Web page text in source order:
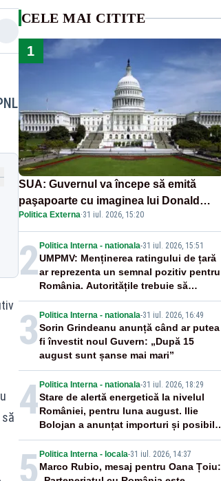
CELE MAI CITITE
1
SUA: Guvernul va începe să emită
paşapoarte cu imaginea lui Donald
Trump începând cu 8 august
Politica Externa·31 iul. 2026, 15:20
2 Politica Interna - nationala-31 iul. 2026, 15:51
UMPMV: Menținerea ratingului de țară
ar reprezenta un semnal pozitiv pentru
România. Autoritățile trebuie să
continue consolidarea stabilității
economice și financiare
3 Politica Interna - nationala-31 iul. 2026, 16:49
Sorin Grindeanu anunță când ar putea
fi învestit noul Guvern: „După 15
august sunt șanse mai mari”
4 Politica Interna - nationala-31 iul. 2026, 18:29
Stare de alertă energetică la nivelul
României, pentru luna august. Ilie
Bolojan a anunțat importuri și posibile
restricții – VIDEO
5 Politica Interna - locala-31 iul. 2026, 14:37
Marco Rubio, mesaj pentru Oana Țoiu: